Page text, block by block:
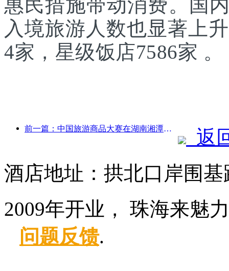
惠民措施带动消费。国
入境旅游人数也显著上
4家，星级饭店7586家 。
前一篇：中国旅游商品大赛在湖南湘潭成功举办
返
酒店地址：拱北口岸围基
2009年开业， 珠海来魅
问题反馈.